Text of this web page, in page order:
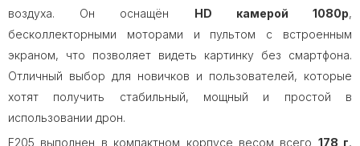
воздуха. Он оснащён HD камерой 1080p,
бесколлекторными моторами и пультом с встроенным
экраном, что позволяет видеть картинку без смартфона.
Отличный выбор для новичков и пользователей, которые
хотят получить стабильный, мощный и простой в
использовании дрон.
F205 выполнен в компактном корпусе весом всего 178 г,